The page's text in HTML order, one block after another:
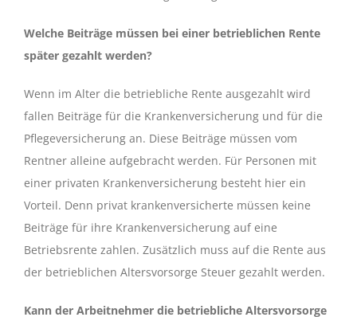
Welche Beiträge müssen bei einer betrieblichen Rente
später gezahlt werden?
Wenn im Alter die betriebliche Rente ausgezahlt wird
fallen Beiträge für die Krankenversicherung und für die
Pflegeversicherung an. Diese Beiträge müssen vom
Rentner alleine aufgebracht werden. Für Personen mit
einer privaten Krankenversicherung besteht hier ein
Vorteil. Denn privat krankenversicherte müssen keine
Beiträge für ihre Krankenversicherung auf eine
Betriebsrente zahlen. Zusätzlich muss auf die Rente aus
der betrieblichen Altersvorsorge Steuer gezahlt werden.
Kann der Arbeitnehmer die betriebliche Altersvorsorge